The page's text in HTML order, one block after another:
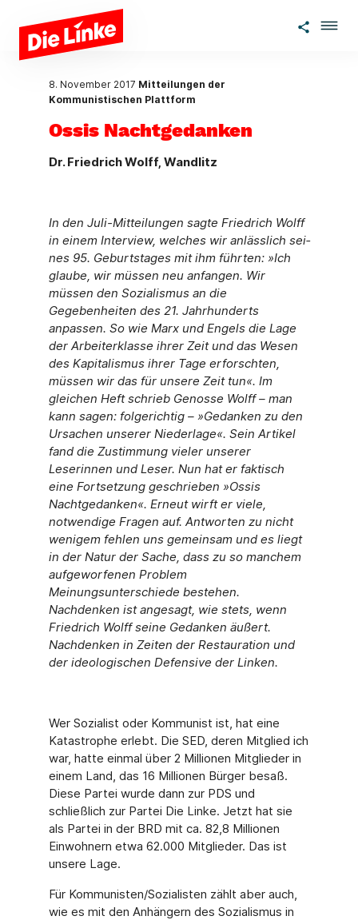
Zum Hauptinhalt springen
8. November 2017 Mitteilungen der
Kommunistischen Plattform
Ossis Nachtgedanken
Dr. Friedrich Wolff, Wandlitz
In den Juli-Mitteilungen sagte Friedrich Wolff
in einem Interview, welches wir anlässlich sei­
nes 95. Geburtstages mit ihm führten: »Ich
glaube, wir müssen neu anfangen. Wir
müssen den Sozialismus an die
Gegebenheiten des 21. Jahrhunderts
anpassen. So wie Marx und Engels die Lage
der Arbeiterklasse ihrer Zeit und das Wesen
des Kapitalismus ihrer Tage erforschten,
müssen wir das für unsere Zeit tun«. Im
gleichen Heft schrieb Genosse Wolff – man
kann sa­gen: folgerichtig – »Gedanken zu den
Ursachen unserer Niederlage«. Sein Artikel
fand die Zu­stimmung vieler unserer
Leserinnen und Leser. Nun hat er faktisch
eine Fortset­zung geschrie­ben »Ossis
Nachtgedanken«. Erneut wirft er viele,
notwendige Fragen auf. Ant­worten zu nicht
wenigem fehlen uns gemeinsam und es liegt
in der Natur der Sache, dass zu so manchem
auf­geworfenen Problem
Meinungsunterschiede bestehen.
Nachdenken ist ange­sagt, wie stets, wenn
Friedrich Wolff seine Gedanken äußert.
Nachdenken in Zeiten der Restauration und
der ideologischen Defensive der Linken.
Wer Sozialist oder Kommunist ist, hat eine
Katastrophe erlebt. Die SED, deren Mitglied ich
war, hatte einmal über 2 Millionen Mitglieder in
einem Land, das 16 Millionen Bürger be­saß.
Diese Partei wurde dann zur PDS und
schließlich zur Partei Die Linke. Jetzt hat sie
als Partei in der BRD mit ca. 82,8 Millionen
Einwohnern etwa 62.000 Mitglieder. Das ist
unse­re Lage.
Für Kommunisten/Sozialisten zählt aber auch,
wie es mit den Anhängern des Sozialismus in